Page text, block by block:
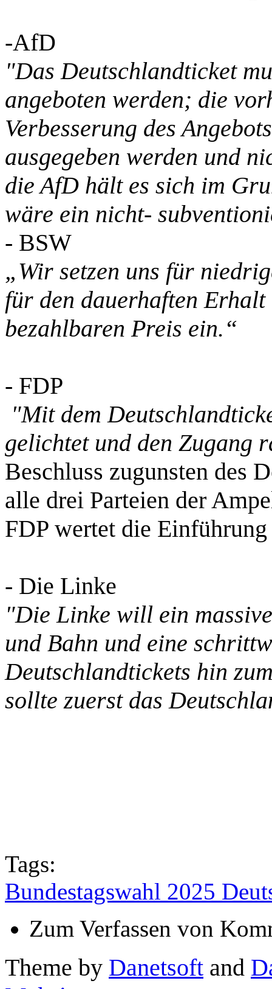
-AfD
"Das Deutschlandticket
angeboten werden; die
Verbesserung des
ausgegeben werden und
die AfD hält es sich im
wäre ein nicht-
- BSW
„Wir setzen uns für
für den dauerhaften Erhalt
bezahlbaren Preis ein.“
- FDP
"Mit dem
gelichtet und den Zugang
Beschluss zugunsten des
alle drei Parteien der
FDP wertet die
- Die Linke
"Die Linke will ein
und Bahn und eine
Deutschlandtickets hin
sollte zuerst das
Tags:
Bundestagswahl 2025
Zum Verfassen von
Theme by Danetsoft and